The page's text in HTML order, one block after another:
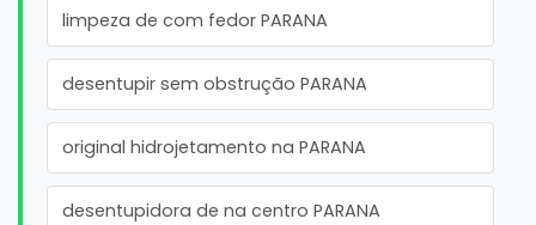
limpeza de com fedor PARANA
desentupir sem obstrução PARANA
original hidrojetamento na PARANA
desentupidora de na centro PARANA